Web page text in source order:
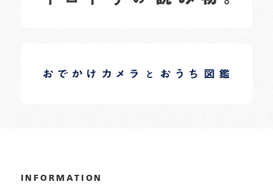
日常の様子など随時更新中です。
INFORMATION